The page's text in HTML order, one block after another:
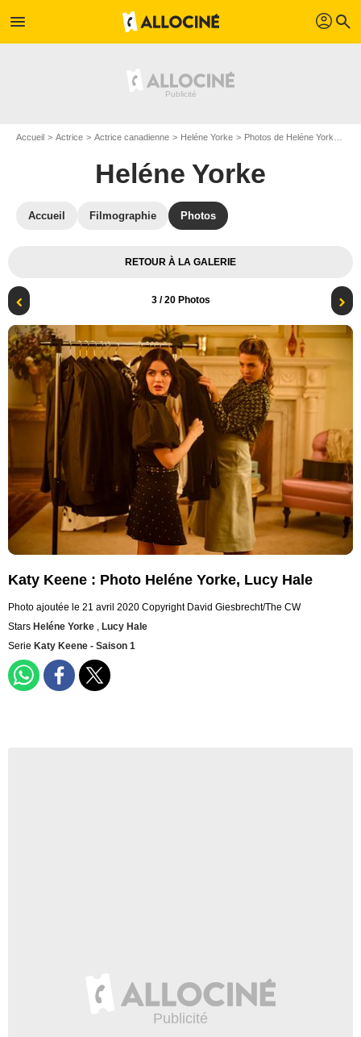
menu profil search
Accueil Actrice Actrice canadienne Heléne Yorke Photos de Heléne Yorke
Heléne Yorke
Accueil Filmographie Photos
RETOUR À LA GALERIE
3/ 20 Photos
Katy Keene : Photo Heléne Yorke, Lucy Hale
Photo ajoutée le 21 avril 2020 Copyright David Giesbrecht/The CW
Stars Heléne Yorke , Lucy Hale
Serie Katy Keene - Saison 1